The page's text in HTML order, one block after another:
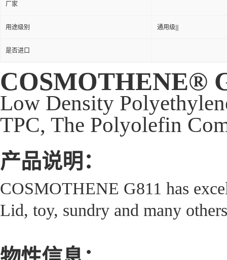
厂家
用途级别 通用级|||
是否进口
COSMOTHENE®
Low Density
TPC, The Polyolefin
产品说明：
COSMOTHENE G811 has
Lid, toy, sundry and many